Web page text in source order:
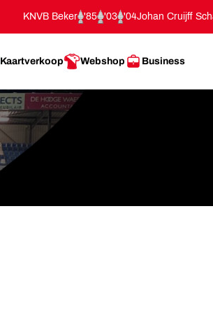
KNVB Beker '85 '03 '04Johan Cruijff
Kaartverkoop Webshop Business